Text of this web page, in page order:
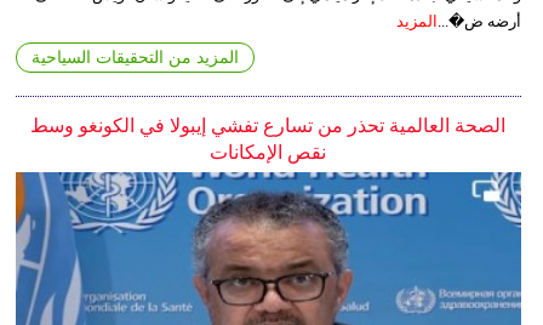
أرضه ض�... المزيد
المزيد من التحقيقات السياحية
الصحة العالمية تحذر من تسارع تفشي إيبولا في الكونغو وسط
نقص الإمكانات